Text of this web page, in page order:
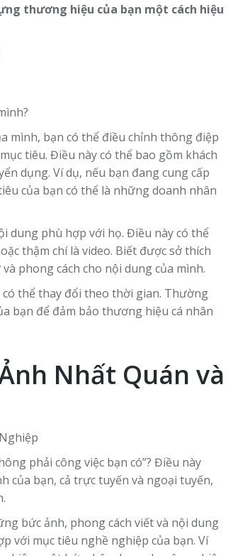
thương hiệu của bạn một cách hiệu
mình, bạn có thể điều chỉnh thông điệp
tiêu. Điều này có thể bao gồm khách
dụng. Ví dụ, nếu bạn đang cung cấp
của bạn có thể là những doanh nhân
dung phù hợp với họ. Điều này có thể
thậm chí là video. Biết được sở thích
phong cách cho nội dung của mình.
thể thay đổi theo thời gian. Thường
bạn để đảm bảo thương hiệu cá nhân
Nhất Quán và
phải công việc bạn có”? Điều này
của bạn, cả trực tuyến và ngoại tuyến,
bức ảnh, phong cách viết và nội dung
với mục tiêu nghề nghiệp của bạn. Ví